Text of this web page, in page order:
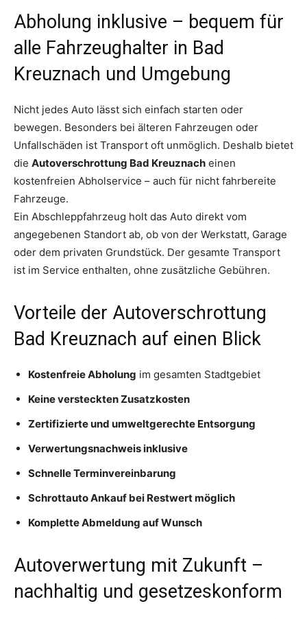
Abholung inklusive – bequem für
alle Fahrzeughalter in Bad
Kreuznach und Umgebung
Nicht jedes Auto lässt sich einfach starten oder
bewegen. Besonders bei älteren Fahrzeugen oder
Unfallschäden ist Transport oft unmöglich. Deshalb bietet
die Autoverschrottung Bad Kreuznach einen
kostenfreien Abholservice – auch für nicht fahrbereite
Fahrzeuge.
Ein Abschleppfahrzeug holt das Auto direkt vom
angegebenen Standort ab, ob von der Werkstatt, Garage
oder dem privaten Grundstück. Der gesamte Transport
ist im Service enthalten, ohne zusätzliche Gebühren.
Vorteile der Autoverschrottung
Bad Kreuznach auf einen Blick
Kostenfreie Abholung im gesamten Stadtgebiet
Keine versteckten Zusatzkosten
Zertifizierte und umweltgerechte Entsorgung
Verwertungsnachweis inklusive
Schnelle Terminvereinbarung
Schrottauto Ankauf bei Restwert möglich
Komplette Abmeldung auf Wunsch
Autoverwertung mit Zukunft –
nachhaltig und gesetzeskonform